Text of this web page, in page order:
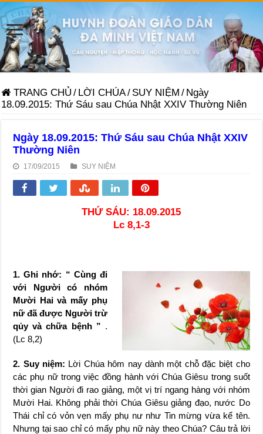
TRANG CHỦ / LỜI CHÚA/ SUY NIỆM / Ngày
18.09.2015: Thứ Sáu sau Chúa Nhật XXIV Thường Niên
Ngày 18.09.2015: Thứ Sáu sau Chúa Nhật XXIV
Thường Niên
17/09/2015 SUY NIỆM
THỨ SÁU: 18.09.2015
Lc 8,1-3
1. Ghi nhớ: “ Cùng đi
với Người có nhóm
Mười Hai và mấy phụ
nữ đã được Người trừ
qủy và chữa bệnh ” .
(Lc 8,2)
2. Suy niệm: Lời Chúa hôm nay dành một chỗ đặc biệt cho
các phụ nữ trong việc đồng hành với Chúa Giêsu trong suốt
thời gian Người đi rao giảng, một vị trí ngang hàng với nhóm
Mười Hai. Không phải thời Chúa Giêsu giảng đạo, nước Do
Thái chỉ có vỏn vẹn mấy phụ nư như Tin mừng vừa kể tên.
Nhưng tại sao chỉ có mấy phụ nữ này theo Chúa? Câu trả lời